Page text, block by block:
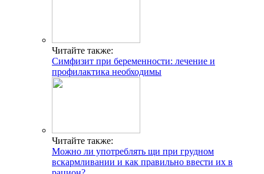
Читайте также:
Симфизит при беременности: лечение и
профилактика необходимы
Читайте также:
Можно ли употреблять щи при грудном
вскармливании и как правильно ввести их в